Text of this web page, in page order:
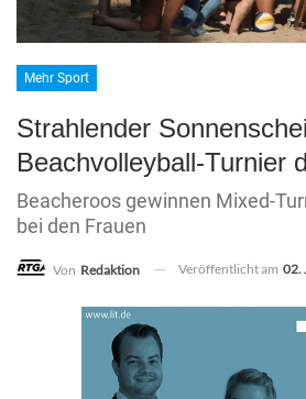
Mehr Sport
Strahlender
Beachvolleyball-Turnier
Beacheroos gewinnen Mixed-
bei den Frauen
Von Redaktion Veröffentlicht am 02.